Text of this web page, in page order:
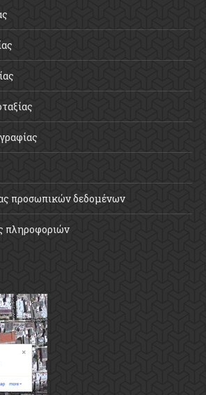
προσωπικών δεδομένων
πληροφοριών